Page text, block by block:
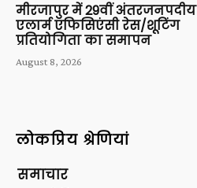
मीरजापुर में 29वीं अंतरजनपदीय
एलार्म एफिसिएंसी रेस/शूटिंग
प्रतियोगिता का समापन
August 8, 2026
लोकप्रिय श्रेणियां
समाचार